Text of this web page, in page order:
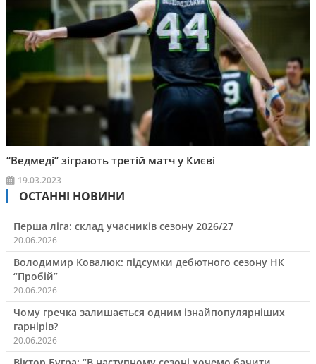
“Ведмеді” зіграють третій матч у Києві
19.03.2023
ОСТАННІ НОВИНИ
Перша ліга: склад учасників сезону 2026/27
20.06.2026
Володимир Ковалюк: підсумки дебютного сезону НК
“Пробій”
20.06.2026
Чому гречка залишається одним ізнайпопулярніших
гарнірів?
20.06.2026